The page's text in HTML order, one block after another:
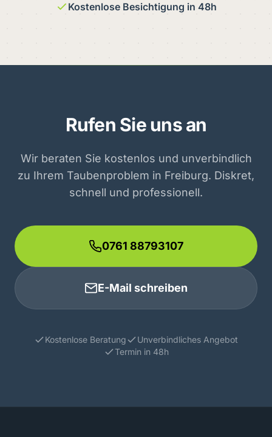
Kostenlose Besichtigung in 48h
Rufen Sie uns an
Wir beraten Sie kostenlos und unverbindlich
zu Ihrem Taubenproblem in Freiburg. Diskret,
schnell und professionell.
0761 88793107
E-Mail schreiben
Kostenlose Beratung
Unverbindliches Angebot
Termin in 48h